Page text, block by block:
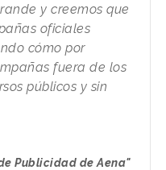
y creemos que
oficiales
cómo por
fuera de los
públicos y sin
Publicidad de Aena"